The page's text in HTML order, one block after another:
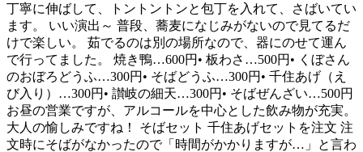
丁寧に伸ばして、トントントンと包丁を入れて、さばいてい
ます。 いい演出～ 普段、蕎麦になじみがないので見てるだ
けで楽しい。 茹でるのは別の場所なので、器にのせて運ん
で行ってました。 焼き鴨…600円• 板わさ…500円• くぼさん
のおぼろどうふ…300円• そばどうふ…300円• 千住あげ（え
び入り）…300円• 讃岐の細天…300円• そばぜんざい…500円
お昼の営業ですが、アルコールを中心とした飲み物が充実。
大人の愉しみですね！ そばセット 千住あげセットを注文 注
文時にそばがなかったので「時間がかかりますが…」と言わ